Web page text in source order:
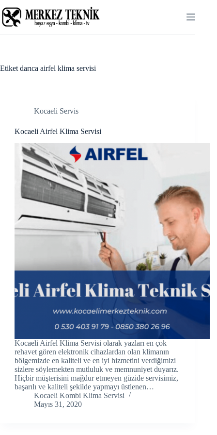
panel
panel
panel
panel
panel
panel
Panel
panel
panel
panel
to
content
Etiket darıca airfel klima servisi
Kocaeli Servis
Kocaeli Airfel Klima Servisi
Kocaeli Airfel Klima Servisi olarak yazları en çok
rehavet gören elektronik cihazlardan olan klimanın
bölgemizde en kaliteli ve en iyi hizmetini verdiğimizi
sizlere söylemekten mutluluk ve memnuniyet duyarız.
Hiçbir müşterisini mağdur etmeyen güzide servisimiz,
başarılı ve kaliteli şekilde yapmayı üstlenen…
Kocaeli Kombi Klima Servisi
Mayıs 31, 2020